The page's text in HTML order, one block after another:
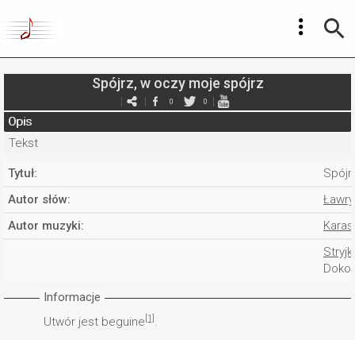
Spójrz, w oczy moje spójrz
0 0
Opis
Tekst
Tytuł:
Autor słów:
Autor muzyki:
Informacje
Utwór jest beguine [1] .